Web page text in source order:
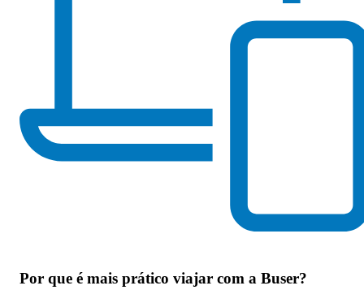
Por que é mais prático viajar com a Buser?